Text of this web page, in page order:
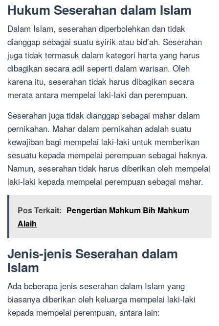
Hukum Seserahan dalam Islam
Dalam Islam, seserahan diperbolehkan dan tidak
dianggap sebagai suatu syirik atau bid’ah. Seserahan
juga tidak termasuk dalam kategori harta yang harus
dibagikan secara adil seperti dalam warisan. Oleh
karena itu, seserahan tidak harus dibagikan secara
merata antara mempelai laki-laki dan perempuan.
Seserahan juga tidak dianggap sebagai mahar dalam
pernikahan. Mahar dalam pernikahan adalah suatu
kewajiban bagi mempelai laki-laki untuk memberikan
sesuatu kepada mempelai perempuan sebagai haknya.
Namun, seserahan tidak harus diberikan oleh mempelai
laki-laki kepada mempelai perempuan sebagai mahar.
Pos Terkait: Pengertian Mahkum Bih Mahkum
Alaih
Jenis-jenis Seserahan dalam
Islam
Ada beberapa jenis seserahan dalam Islam yang
biasanya diberikan oleh keluarga mempelai laki-laki
kepada mempelai perempuan, antara lain: